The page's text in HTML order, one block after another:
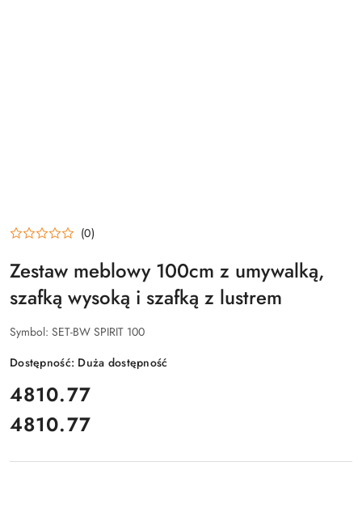
(0)
Zestaw meblowy 100cm z umywalką,
szafką wysoką i szafką z lustrem
Symbol: SET-BW SPIRIT 100
Dostępność: Duża dostępność
cena:
4810.77
Cena:
4810.77